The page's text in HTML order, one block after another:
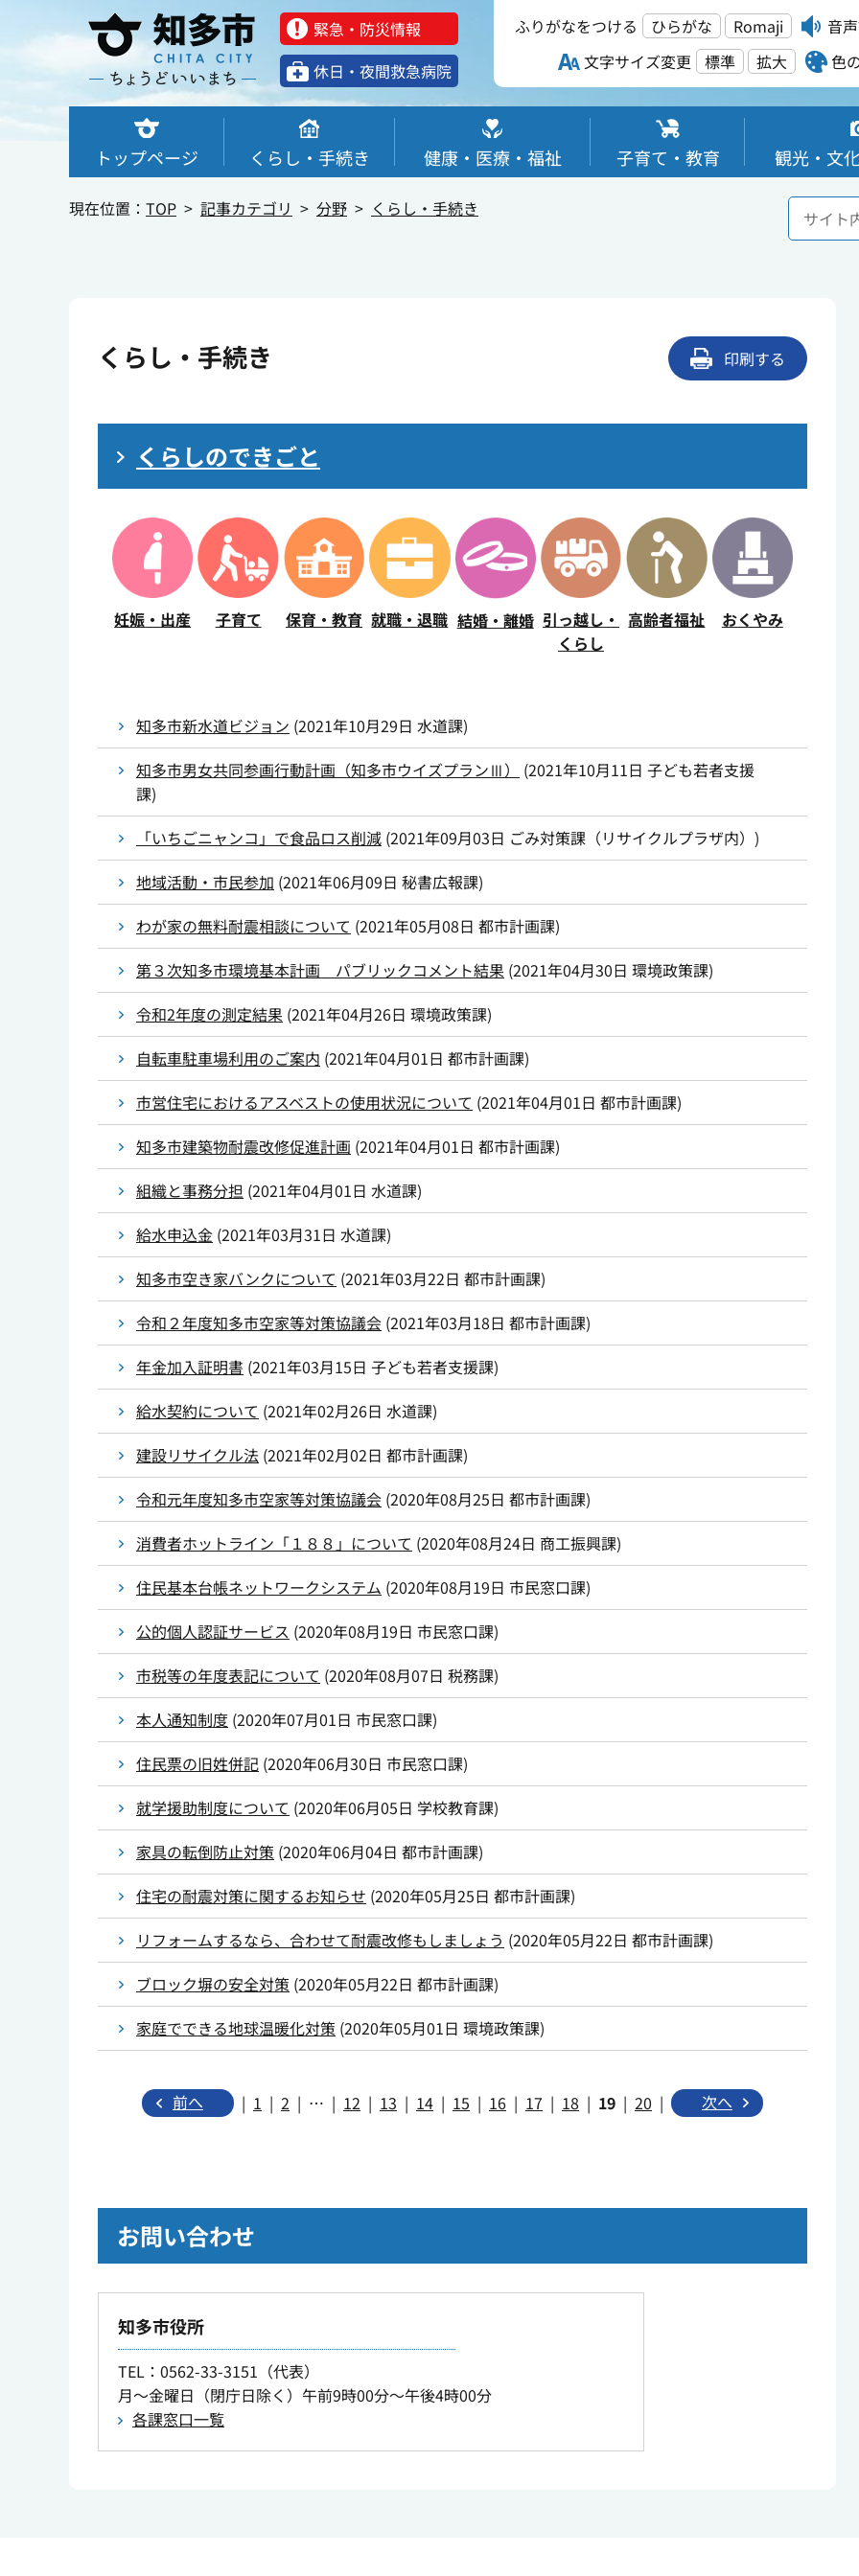
緊急・防災情報
休⽇・夜間救急病院
ふりがなをつける ひらがな Romaji
音
文字サイズ変更
標準 拡大 色
トップページ くらし・手続き 健康・医療・福祉 子育て・教育 観光・文
現在位置： TOP 記事カテゴリ 分野 くらし・手続き
くらし・手続き 印刷する
くらしのできごと
妊娠・出産 子育て 保育・教育 就職・退職 結婚・離婚 引っ越し ・
くらし
高齢者福祉 おくやみ
知多市新水道ビジョン (2021年10月29日 水道課)
知多市男女共同参画行動計画（知多市ウイズプランⅢ）
(2021年10月11日 子ども若者支援
課)
「いちごニャンコ」で食品ロス削減 (2021年09月03日 ごみ対策課（リサイクルプラザ内） )
地域活動・市民参加 (2021年06月09日 秘書広報課)
わが家の無料耐震相談について (2021年05月08日 都市計画課)
第３次知多市環境基本計画 パブリックコメント結果 (2021年04月30日 環境政策課)
令和2年度の測定結果 (2021年04月26日 環境政策課)
自転車駐車場利用のご案内 (2021年04月01日 都市計画課)
市営住宅におけるアスベストの使用状況について (2021年04月01日 都市計画課)
知多市建築物耐震改修促進計画 (2021年04月01日 都市計画課)
組織と事務分担 (2021年04月01日 水道課)
給水申込金 (2021年03月31日 水道課)
知多市空き家バンクについて (2021年03月22日 都市計画課)
令和２年度知多市空家等対策協議会 (2021年03月18日 都市計画課)
年金加入証明書 (2021年03月15日 子ども若者支援課)
給水契約について (2021年02月26日 水道課)
建設リサイクル法 (2021年02月02日 都市計画課)
令和元年度知多市空家等対策協議会 (2020年08月25日 都市計画課)
消費者ホットライン「１８８」について (2020年08月24日 商工振興課)
住民基本台帳ネットワークシステム (2020年08月19日 市民窓口課)
公的個人認証サービス (2020年08月19日 市民窓口課)
市税等の年度表記について (2020年08月07日 税務課)
本人通知制度 (2020年07月01日 市民窓口課)
住民票の旧姓併記 (2020年06月30日 市民窓口課)
就学援助制度について (2020年06月05日 学校教育課)
家具の転倒防止対策 (2020年06月04日 都市計画課)
住宅の耐震対策に関するお知らせ (2020年05月25日 都市計画課)
リフォームするなら、合わせて耐震改修もしましょう (2020年05月22日 都市計画課)
ブロック塀の安全対策 (2020年05月22日 都市計画課)
家庭でできる地球温暖化対策 (2020年05月01日 環境政策課)
前へ | 1 | 2 | || | 12 | 13 | 14 | 15 | 16 | 17 | 18 | 19 | 20 | 次へ
お問い合わせ
知多市役所
TEL ：0562-33-3151（代表）
月～金曜日（閉庁日除く）午前9時00分～午後4時00分
各課窓口一覧